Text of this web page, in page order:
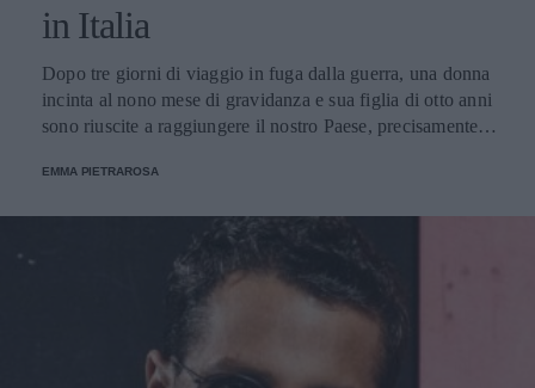
in Italia
Dopo tre giorni di viaggio in fuga dalla guerra, una donna
incinta al nono mese di gravidanza e sua figlia di otto anni
sono riuscite a raggiungere il nostro Paese, precisamente a
alla luce la bambina: il padre, chiamato a combattere, ha
EMMA PIETRAROSA